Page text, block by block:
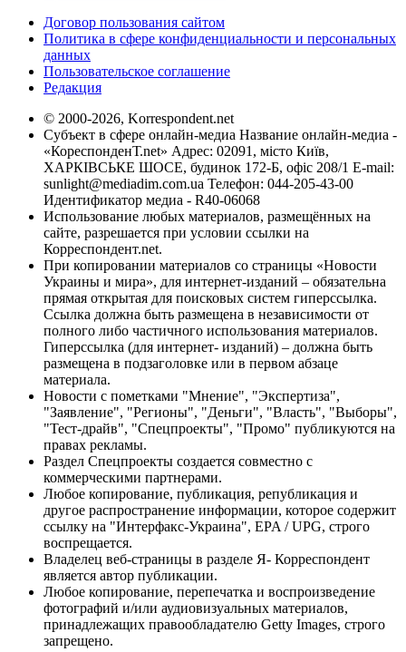
Договор пользования сайтом
Политика в сфере конфиденциальности и персональных
данных
Пользовательское соглашение
Редакция
© 2000-2026, Korrespondent.net
Субъект в сфере онлайн-медиа Название онлайн-медиа -
«КореспонденТ.net» Адрес: 02091, місто Київ,
ХАРКІВСЬКЕ ШОСЕ, будинок 172-Б, офіс 208/1 E-mail:
sunlight@mediadim.com.ua Телефон: 044-205-43-00
Идентификатор медиа - R40-06068
Использование любых материалов, размещённых на
сайте, разрешается при условии ссылки на
Корреспондент.net.
При копировании материалов со страницы «Новости
Украины и мира», для интернет-изданий – обязательна
прямая открытая для поисковых систем гиперссылка.
Ссылка должна быть размещена в независимости от
полного либо частичного использования материалов.
Гиперссылка (для интернет- изданий) – должна быть
размещена в подзаголовке или в первом абзаце
материала.
Новости с пометками "Мнение", "Экспертиза",
"Заявление", "Регионы", "Деньги", "Власть", "Выборы",
"Тест-драйв", "Спецпроекты", "Промо" публикуются на
правах рекламы.
Раздел Спецпроекты создается совместно с
коммерческими партнерами.
Любое копирование, публикация, републикация и
другое распространение информации, которое содержит
ссылку на "Интерфакс-Украина", EPA / UPG, строго
воспрещается.
Владелец веб-страницы в разделе Я- Корреспондент
является автор публикации.
Любое копирование, перепечатка и воспроизведение
фотографий и/или аудиовизуальных материалов,
принадлежащих правообладателю Getty Images, строго
запрещено.